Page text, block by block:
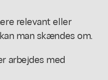
relevant eller
man skændes om.
arbejdes med